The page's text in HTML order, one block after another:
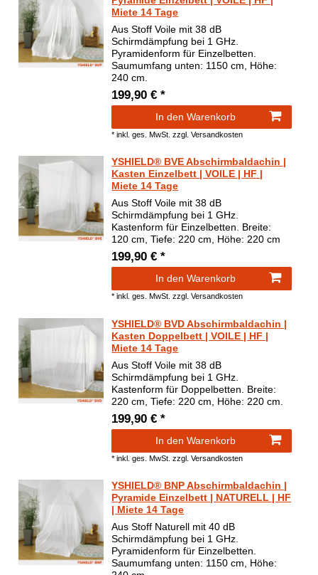
Miete 14 Tage
Aus Stoff Voile mit 38 dB
Schirmdämpfung bei 1 GHz.
Pyramidenform für Einzelbetten.
Saumumfang unten: 1150 cm, Höhe:
240 cm.
199,90 € *
In den Warenkorb
*inkl. ges. MwSt. zzgl.Versandkosten
YSHIELD® BVE Abschirmbaldachin |
Kasten Einzelbett | VOILE | HF |
Miete 14 Tage
Aus Stoff Voile mit 38 dB
Schirmdämpfung bei 1 GHz.
Kastenform für Einzelbetten. Breite:
120 cm, Tiefe: 220 cm, Höhe: 220 cm
199,90 € *
In den Warenkorb
*inkl. ges. MwSt. zzgl.Versandkosten
YSHIELD® BVD Abschirmbaldachin |
Kasten Doppelbett | VOILE | HF |
Miete 14 Tage
Aus Stoff Voile mit 38 dB
Schirmdämpfung bei 1 GHz.
Kastenform für Doppelbetten. Breite:
220 cm, Tiefe: 220 cm, Höhe: 220 cm.
199,90 € *
In den Warenkorb
*inkl. ges. MwSt. zzgl.Versandkosten
YSHIELD® BNP Abschirmbaldachin |
Pyramide Einzelbett | NATURELL | HF
| Miete 14 Tage
Aus Stoff Naturell mit 40 dB
Schirmdämpfung bei 1 GHz.
Pyramidenform für Einzelbetten.
Saumumfang unten: 1150 cm, Höhe: